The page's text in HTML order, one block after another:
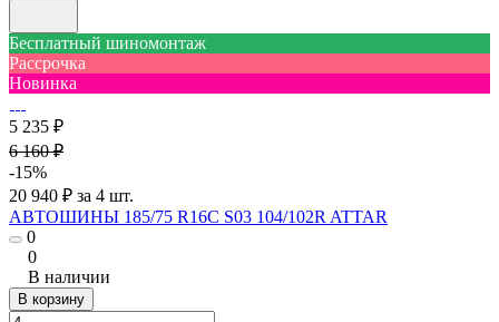
Бесплатный шиномонтаж
Рассрочка
Новинка
5 235 ₽
6 160 ₽
-15%
20 940 ₽ за 4 шт.
АВТОШИНЫ 185/75 R16C S03 104/102R ATTAR
0
0
В наличии
В корзину